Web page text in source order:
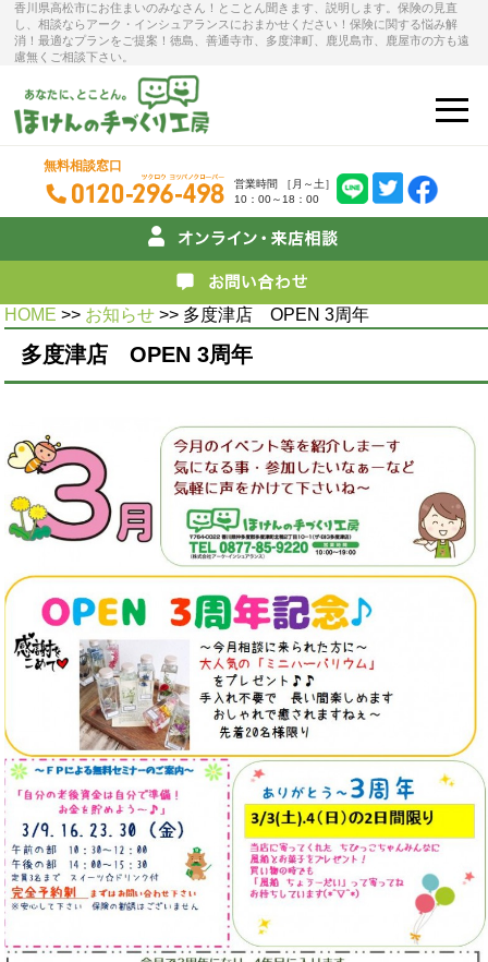
香川県高松市にお住まいのみなさん！とことん聞きます、説明します。保険の見直
し、相談ならアーク・インシュアランスにおまかせください！保険に関する悩み解
消！最適なプランをご提案！徳島、善通寺市、多度津町、鹿児島市、鹿屋市の方も遠
慮無くご相談下さい。
無料相談窓口
営業時間 ［月～土］
10：00～18：00
HOME >> お知らせ >> 多度津店 OPEN 3周年
多度津店 OPEN 3周年